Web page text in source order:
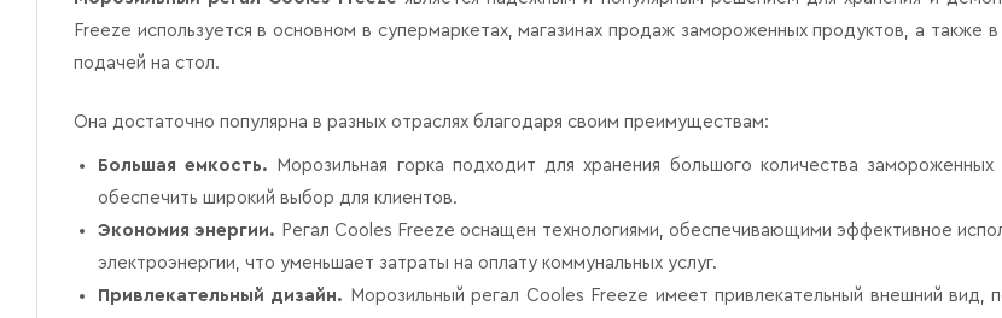
Freeze используется в основном в супермаркетах, магазинах продаж замороженных продуктов, а
подачей на стол.
Она достаточно популярна в разных отраслях благодаря своим преимуществам:
Большая емкость. Морозильная горка подходит для хранения большого количества
обеспечить широкий выбор для клиентов.
Экономия энергии. Регал Cooles Freeze оснащен технологиями, обеспечивающими эффективное
электроэнергии, что уменьшает затраты на оплату коммунальных услуг.
Привлекательный дизайн.
Морозильный регал Cooles Freeze имеет привлекательный внешний вид,